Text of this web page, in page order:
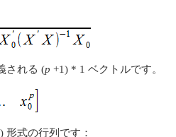
される (p+1) * 1 ベクトルです。
形式の行列です：